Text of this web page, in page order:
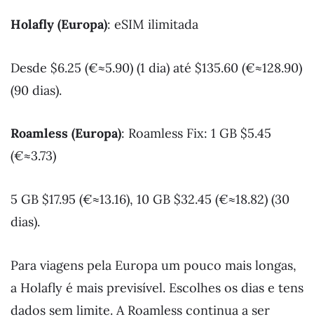
Holafly (Europa): eSIM ilimitada
Desde $6.25 (€≈5.90) (1 dia) até $135.60 (€≈128.90)
(90 dias).
Roamless (Europa): Roamless Fix: 1 GB $5.45
(€≈3.73)
5 GB $17.95 (€≈13.16), 10 GB $32.45 (€≈18.82) (30
dias).
Para viagens pela Europa um pouco mais longas,
a Holafly é mais previsível. Escolhes os dias e tens
dados sem limite. A Roamless continua a ser